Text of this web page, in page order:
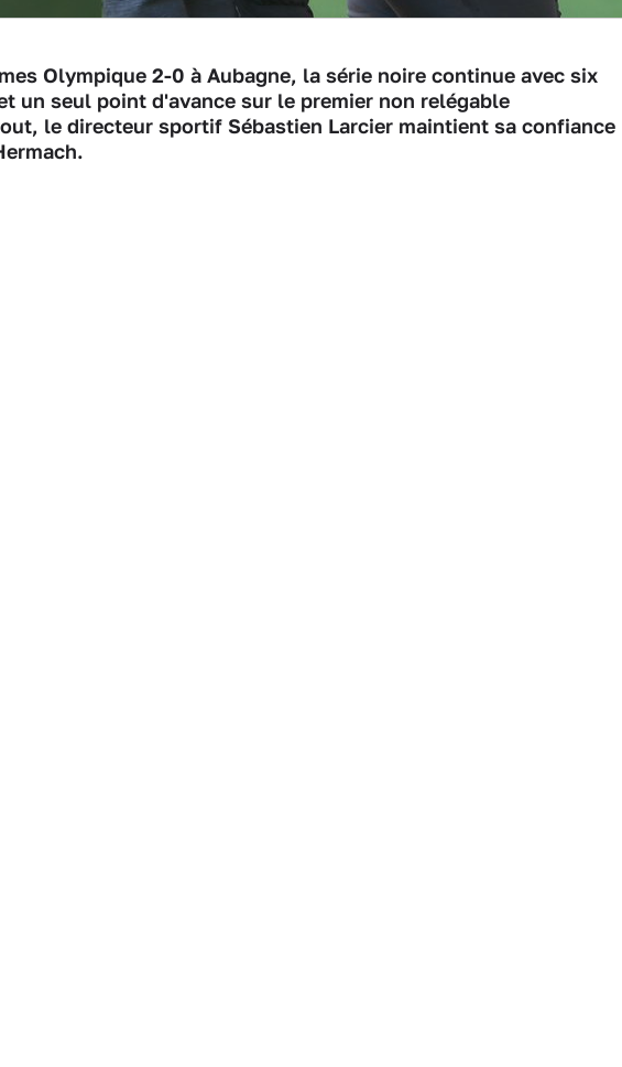
Olympique 2-0 à Aubagne, la série noire continue avec six
un seul point d'avance sur le premier non relégable
le directeur sportif Sébastien Larcier maintient sa confiance